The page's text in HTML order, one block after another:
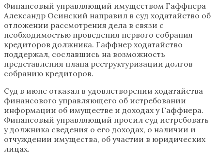
Финансовый управляющий имуществом Гаффнера
Александр Осинский направил в суд ходатайство об
отложении рассмотрения дела в связи с
необходимостью проведения первого собрания
кредиторов должника. Гаффнер ходатайство
поддержал, сославшись на возможность
представления плана реструктуризации долгов
собранию кредиторов.
Суд в июне отказал в удовлетворении ходатайства
финансового управляющего об истребовании
информации об имуществе и доходах у Гаффнера.
Финансовый управляющий просил суд истребовать
у должника сведения о его доходах, о наличии и
отчуждении имущества, об участии в юридических
лицах.